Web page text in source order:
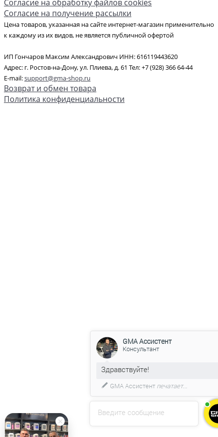
Согласие на обработку файлов cookies
Согласие на получение рассылки
Цена товаров, указанная на сайте интернет-магазин применительно
к каждому из их видов, не является публичной офертой
ИП Гончаров Максим Александрович ИНН: 616119443620
Адрес: г. Ростов-на-Дону, ул. Плиева, д. 61 Тел: +7 (928) 366 64-44
E-mail:support@gma-shop.ru
Возврат и обмен товара
Политика конфиденциальности
Введите сообщение
GMA Ассистент
Консультант
GMA Ассистентпечатает...